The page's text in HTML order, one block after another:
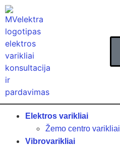
Elektros varikliai
Žemo centro varikliai
Vibrovarikliai